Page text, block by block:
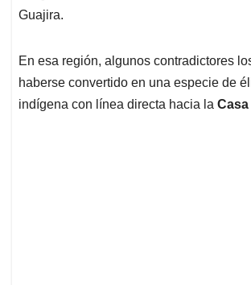
Guajira.
En esa región, algunos contradictores
haberse convertido en una especie de
indígena con línea directa hacia la